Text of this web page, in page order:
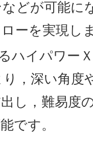
どが可能に
ーを実現し
ハイパワー
，深い角度
し，難易度
です。